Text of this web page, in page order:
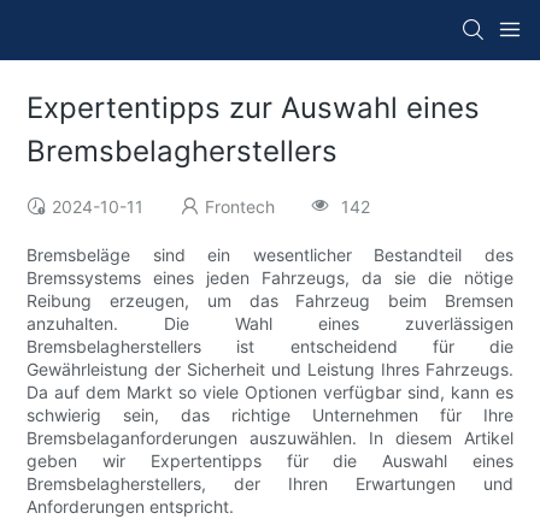
Expertentipps zur Auswahl eines
Bremsbelagherstellers
2024-10-11 Frontech 142
Bremsbeläge sind ein wesentlicher Bestandteil des
Bremssystems eines jeden Fahrzeugs, da sie die nötige
Reibung erzeugen, um das Fahrzeug beim Bremsen
anzuhalten. Die Wahl eines zuverlässigen
Bremsbelagherstellers ist entscheidend für die
Gewährleistung der Sicherheit und Leistung Ihres Fahrzeugs.
Da auf dem Markt so viele Optionen verfügbar sind, kann es
schwierig sein, das richtige Unternehmen für Ihre
Bremsbelaganforderungen auszuwählen. In diesem Artikel
geben wir Expertentipps für die Auswahl eines
Bremsbelagherstellers, der Ihren Erwartungen und
Anforderungen entspricht.